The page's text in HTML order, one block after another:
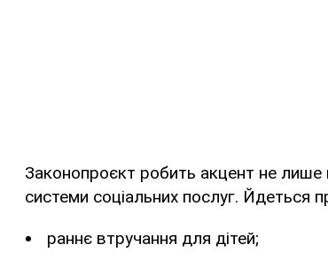
Законопроєкт робить акцент не
системи соціальних послуг. Йдеться
раннє втручання для дітей;